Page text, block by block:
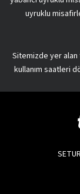
uyruklu
Sitemizde yer alan
kullanım saatleri